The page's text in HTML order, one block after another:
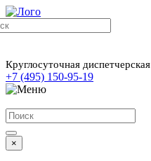
Круглосуточная диспетчерская
+7 (495) 150-95-19
×